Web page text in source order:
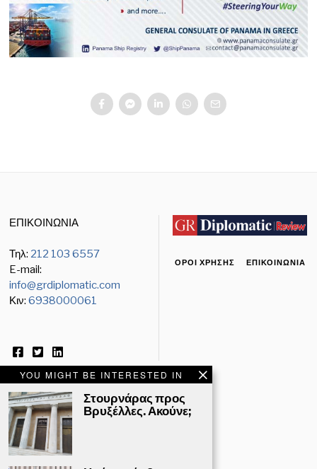
YOU MIGHT BE INTERESTED IN
Στουρνάρας προς
Βρυξέλλες. Ακούνε;
ΕΠΙΚΟΙΝΩΝΙΑ
Τηλ: 212 103 6557
E-mail:
info@grdiplomatic.com
Κιν:6938000061
ΌΡΟΙ ΧΡΉΣΗΣ ΕΠΙΚΟΙΝΩΝΊΑ
ΕΝΗΜΕΡΩΤΙΚΟ ΔΕΛΤΙΟ
Email